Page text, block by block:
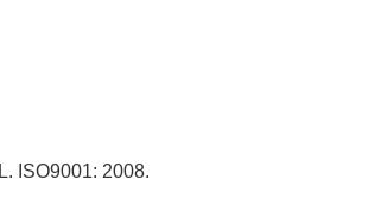
ISO9001: 2008.